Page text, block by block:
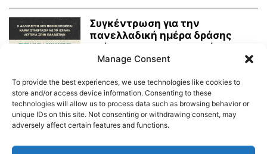
Συγκέντρωση για την
πανελλαδική ημέρα δράσης
ενάντια στην γενοκτονία στην
Παλαιστίνη
Manage Consent
To provide the best experiences, we use technologies like cookies to
store and/or access device information. Consenting to these
technologies will allow us to process data such as browsing behavior or
unique IDs on this site. Not consenting or withdrawing consent, may
adversely affect certain features and functions.